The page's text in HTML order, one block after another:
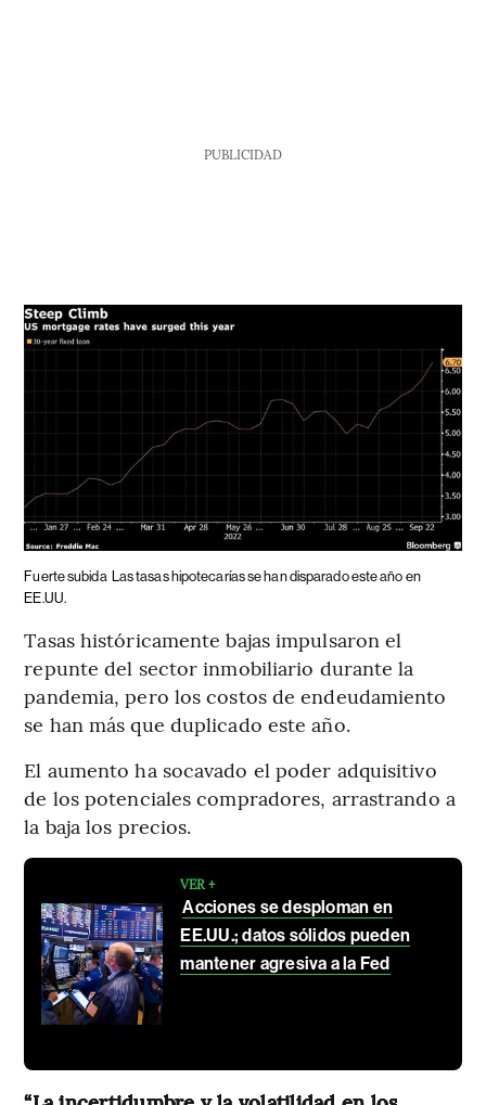
PUBLICIDAD
Fuerte subida Las tasas hipotecarías se han disparado este año en
EE.UU.
Tasas históricamente bajas impulsaron el
repunte del sector inmobiliario durante la
pandemia, pero los costos de endeudamiento
se han más que duplicado este año.
El aumento ha socavado el poder adquisitivo
de los potenciales compradores, arrastrando a
la baja los precios.
VER +
Acciones se desploman en
EE.UU.; datos sólidos pueden
mantener agresiva a la Fed